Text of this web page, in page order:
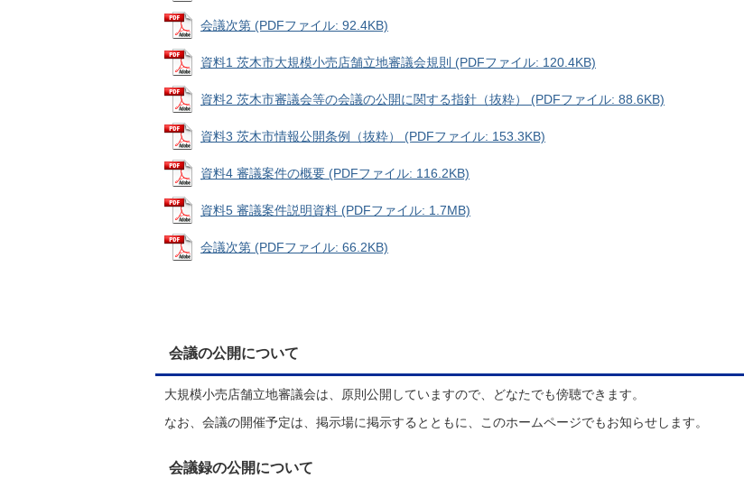
会議次第 (PDFファイル: 92.4KB)
資料1 茨木市大規模小売店舗立地審議会規則 (PDFファイル: 120.4KB)
資料2 茨木市審議会等の会議の公開に関する指針（抜粋） (PDFファイル: 88.6KB)
資料3 茨木市情報公開条例（抜粋） (PDFファイル: 153.3KB)
資料4 審議案件の概要 (PDFファイル: 116.2KB)
資料5 審議案件説明資料 (PDFファイル: 1.7MB)
会議次第 (PDFファイル: 66.2KB)
会議の公開について
大規模小売店舗立地審議会は、原則公開していますので、どなたでも傍聴できます。
なお、会議の開催予定は、掲示場に掲示するとともに、このホームページでもお知らせします。
会議録の公開について